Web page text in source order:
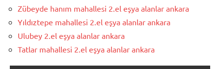
Zübeyde hanım mahallesi 2.el eşya alanlar ankara
Yıldıztepe mahallesi 2.el eşya alanlar ankara
Ulubey 2.el eşya alanlar ankara
Tatlar mahallesi 2.el eşya alanlar ankara